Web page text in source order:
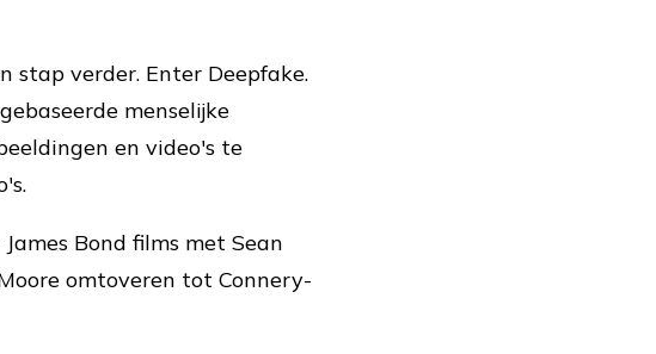
stap verder. Enter Deepfake.
menselijke
en video's te
Bond films met Sean
omtoveren tot Connery-